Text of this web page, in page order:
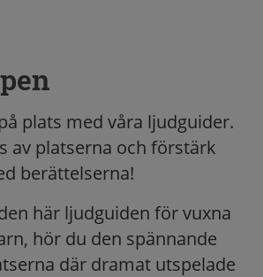
plats med våra ljudguider.
av platserna och förstärk
berättelserna!
här ljudguiden för vuxna
hör du den spännande
där dramat utspelade